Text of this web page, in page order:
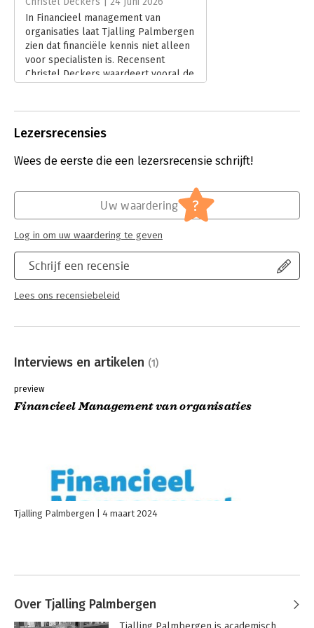
Hoofdrubriek: Financieel management
In Financieel management van
organisaties laat Tjalling Palmbergen
zien dat financiële kennis niet alleen
voor specialisten is. Recensent
Christel Deckers waardeert vooral de
onderwerpen begrijpelijk voor een
praktische introductie tot de wereld
Lezersrecensies
Wees de eerste die een lezersrecensie schrijft!
Schrijf een recensie
Lees ons recensiebeleid
Uw waardering ?
Log in om uw waardering te geven
Interviews en artikelen (1)
preview
Financieel Management van organisaties
Tjalling Palmbergen 4 maart 2024
Over Tjalling Palmbergen